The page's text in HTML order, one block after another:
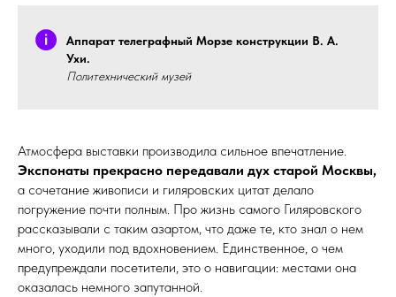
Аппарат телеграфный Морзе конструкции В. А.
Ухи.
Политехнический музей
Атмосфера выставки производила сильное впечатление.
Экспонаты прекрасно передавали дух старой Москвы,
а сочетание живописи и гиляровских цитат делало
погружение почти полным. Про жизнь самого Гиляровского
рассказывали с таким азартом, что даже те, кто знал о нем
много, уходили под вдохновением. Единственное, о чем
предупреждали посетители, это о навигации: местами она
оказалась немного запутанной.